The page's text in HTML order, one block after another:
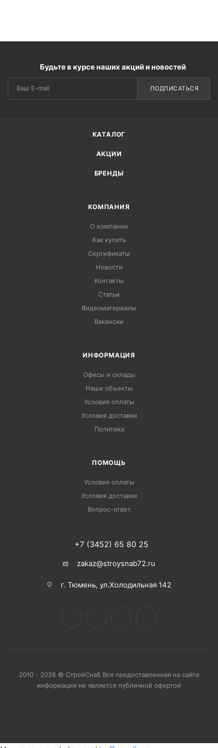
Будьте в курсе наших акций и новостей
ПОДПИСАТЬСЯ
КАТАЛОГ
АКЦИИ
БРЕНДЫ
КОМПАНИЯ
О компании
Как купить
Сертификаты
Новости
Контакты
Статьи
Видеоматериалы
Вакансии
ИНФОРМАЦИЯ
Офисы и склады
Наши объекты
Условия оплаты
Условия доставки
Политика
ПОМОЩЬ
Условия оплаты
Условия доставки
Вопрос-ответ
+7 (3452) 65 80 25
zakaz@stroysnab72.ru
г. Тюмень, ул.Холодильная 142
2010 - 2026 © СтройСнаб Вся предоставленная на сайте
информация не является публичной офертой